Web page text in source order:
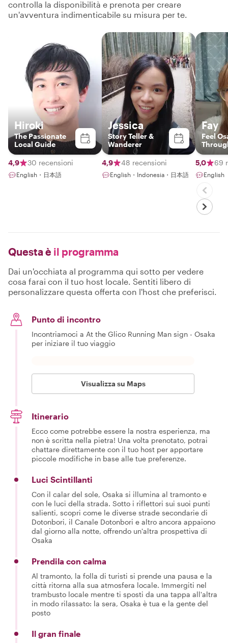
controlla la disponibilità e prenota per creare
un'avventura indimenticabile su misura per te.
Hiroki
The Passionate
Local Guide
4,9 30 recensioni
English・日本語
Jessica
Story Teller &
Wanderer
4,9 48 recensioni
English・Indonesia・日本語
Fay
Feel
Eyes
5,0
69
English
Questa è il programma
Dai un'occhiata al programma qui sotto per vedere
cosa farai con il tuo host locale. Sentiti libero di
personalizzare questa offerta con l'host che preferisci.
Punto di incontro
Incontriamoci a At the Glico Running Man sign - Osaka
per iniziare il tuo viaggio
Visualizza su Maps
Itinerario
Ecco come potrebbe essere la nostra esperienza, ma
non è scritta nella pietra! Una volta prenotato, potrai
chattare direttamente con il tuo host per apportare
piccole modifiche in base alle tue preferenze.
Luci Scintillanti
Con il calar del sole, Osaka si illumina al tramonto e
con le luci della strada. Sotto i riflettori sui suoi punti
salienti, scopri come le diverse strade secondarie di
Dotonbori, il Canale Dotonbori e altro ancora appaiono
dal giorno alla notte, offrendo un'altra prospettiva di
Osaka
Prendila con calma
Al tramonto, la folla di turisti si prende una pausa e la
città ritorna alla sua atmosfera locale. Immergiti nel
trambusto locale mentre ti sposti da una tappa all'altra
in modo rilassato: la sera, Osaka è tua e la gente del
posto
Il gran finale